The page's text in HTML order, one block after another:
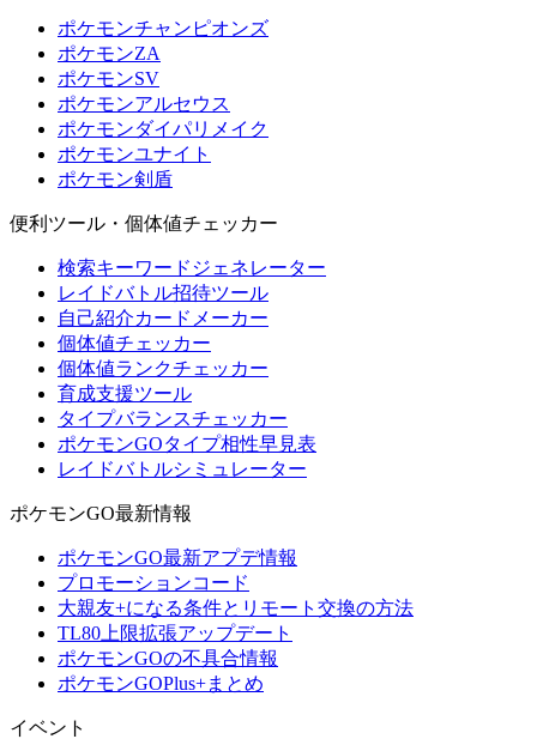
ポケモンチャンピオンズ
ポケモンZA
ポケモンSV
ポケモンアルセウス
ポケモンダイパリメイク
ポケモンユナイト
ポケモン剣盾
便利ツール・個体値チェッカー
検索キーワードジェネレーター
レイドバトル招待ツール
自己紹介カードメーカー
個体値チェッカー
個体値ランクチェッカー
育成支援ツール
タイプバランスチェッカー
ポケモンGOタイプ相性早見表
レイドバトルシミュレーター
ポケモンGO最新情報
ポケモンGO最新アプデ情報
プロモーションコード
大親友+になる条件とリモート交換の方法
TL80上限拡張アップデート
ポケモンGOの不具合情報
ポケモンGOPlus+まとめ
イベント